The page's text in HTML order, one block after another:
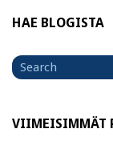
HAE BLOGISTA
Search
for
VIIMEISIMMÄT